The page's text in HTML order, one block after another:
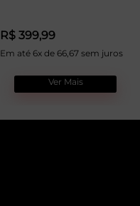
R$ 399,99
Em até 6x de 66,67 sem juros
Ver Mais